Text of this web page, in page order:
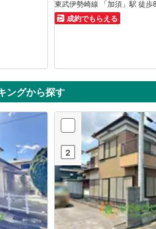
東武伊勢崎線 「加須」駅 徒歩
成約でもらえる
ングから探す
2